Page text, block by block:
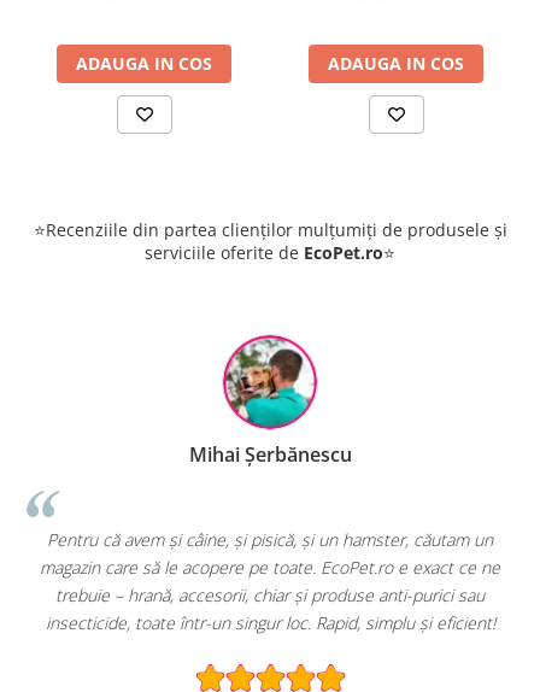
ADAUGA IN COS ADAUGA IN COS
⭐Recenziile din partea clienților mulțumiți de produsele și
serviciile oferite de EcoPet.ro⭐
Mihai Șerbănescu
Pentru că avem și câine, și pisică, și un hamster, căutam un
magazin care să le acopere pe toate. EcoPet.ro e exact ce ne
trebuie – hrană, accesorii, chiar și produse anti-purici sau
insecticide, toate într-un singur loc. Rapid, simplu și eficient!